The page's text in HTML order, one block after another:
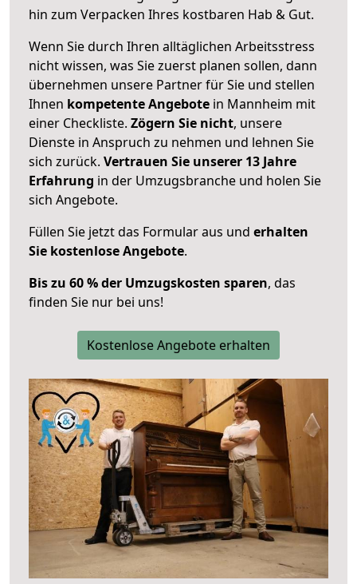
hin zum Verpacken Ihres kostbaren Hab & Gut.
Wenn Sie durch Ihren alltäglichen Arbeitsstress
nicht wissen, was Sie zuerst planen sollen, dann
übernehmen unsere Partner für Sie und stellen
Ihnen kompetente Angebote in Mannheim mit
einer Checkliste. Zögern Sie nicht, unsere
Dienste in Anspruch zu nehmen und lehnen Sie
sich zurück. Vertrauen Sie unserer 13 Jahre
Erfahrung in der Umzugsbranche und holen Sie
sich Angebote.
Füllen Sie jetzt das Formular aus und erhalten
Sie kostenlose Angebote.
Bis zu 60 % der Umzugskosten sparen, das
finden Sie nur bei uns!
Kostenlose Angebote erhalten